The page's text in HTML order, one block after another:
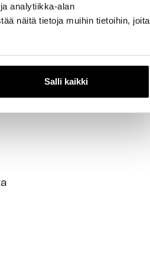
analytiikka-alan
näitä tietoja muihin tietoihin, joita
Salli kaikki